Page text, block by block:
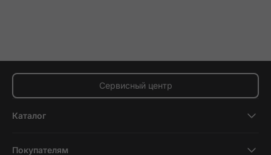
Сервисный центр
Каталог
Покупателям